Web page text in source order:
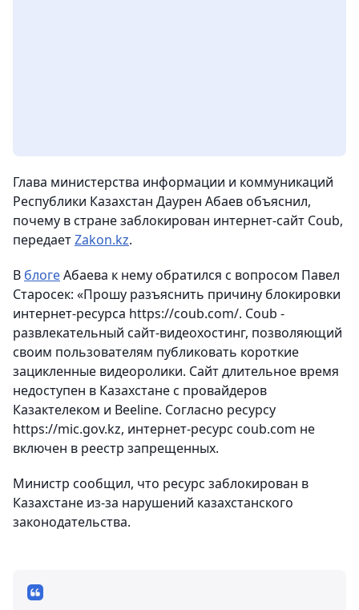
Глава министерства информации и коммуникаций
Республики Казахстан Даурен Абаев объяснил,
почему в стране заблокирован интернет-сайт Coub,
передаетZakon.kz.
В блогеАбаева к нему обратился с вопросом Павел
Старосек: «Прошу разъяснить причину блокировки
интернет-ресурса https://coub.com/. Coub -
развлекательный сайт-видеохостинг, позволяющий
своим пользователям публиковать короткие
зацикленные видеоролики. Сайт длительное время
недоступен в Казахстане с провайдеров
Казактелеком и Beeline. Согласно ресурсу
https://mic.gov.kz, интернет-ресурс coub.com не
включен в реестр запрещенных.
Министр сообщил, что ресурс заблокирован в
Казахстане из-за нарушений казахстанского
законодательства.